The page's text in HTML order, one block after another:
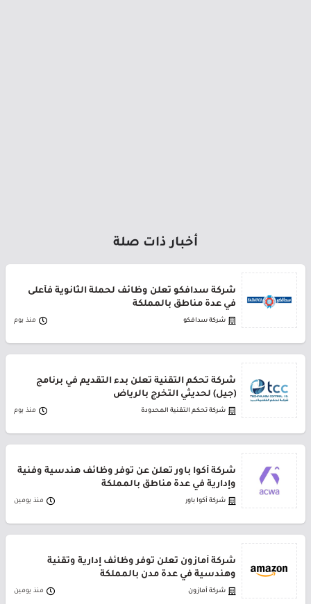
أخبار ذات صلة
شركة سدافكو تعلن وظائف لحملة الثانوية فأعلى
في عدة مناطق بالمملكة
شركة سدافكو منذ يوم
شركة تحكم التقنية تعلن بدء التقديم في برنامج
(جيل) لحديثي التخرج بالرياض
شركة تحكم التقنية المحدودة منذ يوم
شركة أكوا باور تعلن عن توفر وظائف هندسية وفنية
وإدارية في عدة مناطق بالمملكة
شركة أكوا باور منذ يومين
شركة أمازون تعلن توفر وظائف إدارية وتقنية
وهندسية في عدة مدن بالمملكة
شركة أمازون منذ يومين